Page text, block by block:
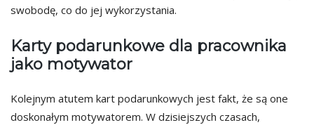
swobodę, co do jej wykorzystania.
Karty podarunkowe dla pracownika
jako motywator
Kolejnym atutem kart podarunkowych jest fakt, że są one
doskonałym motywatorem. W dzisiejszych czasach,